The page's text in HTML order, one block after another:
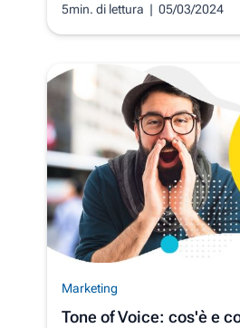
5min. di lettura | 05/03/2024
Marketing
Tone of Voice: cos'è e